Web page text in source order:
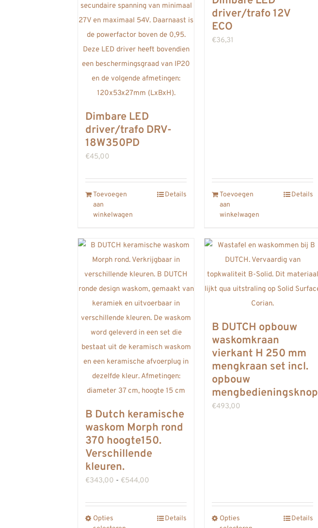
Dimbare LED
driver/trafo DRV-
18W350PD
€45,00
Toevoegen
aan
winkelwagen
Details
driver/trafo 12V
ECO
€36,31
Toevoegen
aan
winkelwagen
Details
B Dutch keramische
waskom Morph rond
370 hoogte150.
Verschillende
kleuren.
€343,00 - €544,00
tot
€544,00
Opties
Details
B DUTCH opbouw
waskomkraan
vierkant H 250 mm
mengkraan set incl.
opbouw
mengbedieningsknop
€493,00
Opties
Details